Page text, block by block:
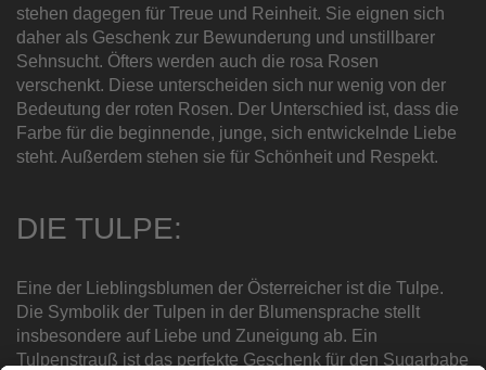
stehen dagegen für Treue und Reinheit. Sie eignen sich
daher als Geschenk zur Bewunderung und unstillbarer
Sehnsucht. Öfters werden auch die rosa Rosen
verschenkt. Diese unterscheiden sich nur wenig von der
Bedeutung der roten Rosen. Der Unterschied ist, dass die
Farbe für die beginnende, junge, sich entwickelnde Liebe
steht. Außerdem stehen sie für Schönheit und Respekt.
DIE TULPE:
Eine der Lieblingsblumen der Österreicher ist die Tulpe.
Die Symbolik der Tulpen in der Blumensprache stellt
insbesondere auf Liebe und Zuneigung ab. Ein
Tulpenstrauß ist das perfekte Geschenk für den Sugarbabe